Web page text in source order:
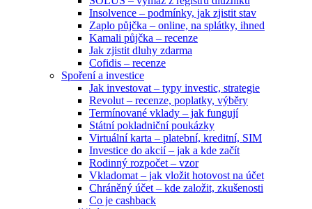
Insolvence – podmínky, jak zjistit stav
Zaplo půjčka – online, na splátky, ihned
Kamali půjčka – recenze
Jak zjistit dluhy zdarma
Cofidis – recenze
Spoření a investice
Jak investovat – typy investic, strategie
Revolut – recenze, poplatky, výběry
Termínované vklady – jak fungují
Státní pokladniční poukázky
Virtuální karta – platební, kreditní, SIM
Investice do akcií – jak a kde začít
Rodinný rozpočet – vzor
Vkladomat – jak vložit hotovost na účet
Chráněný účet – kde založit, zkušenosti
Co je cashback